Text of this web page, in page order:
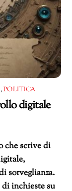
,POLITICA
digitale
che scrive di
sorveglianza.
di inchieste su